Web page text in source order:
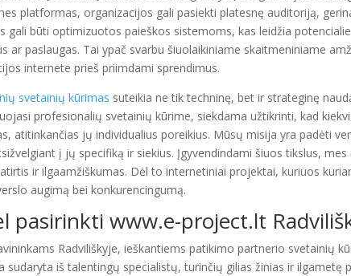
platformas, organizacijos gali pasiekti platesnę auditoriją,
gali būti optimizuotos paieškos sistemoms, kas leidžia
ar paslaugas. Tai ypač svarbu šiuolaikiniame skaitmeniniame
internete prieš priimdami sprendimus.
svetainių kūrimas suteikia ne tik techninę, bet ir strateginę
profesionalių svetainių kūrime, siekdama užtikrinti, kad
atitinkančias jų individualius poreikius. Mūsų misija yra padėti
į jų specifiką ir siekius. Įgyvendindami šiuos tikslus,
ir ilgaamžiškumas. Dėl to internetiniai projektai, kuriuos
augimą bei konkurencingumą.
pasirinktiwww.e-project.lt
Radviliškyje, ieškantiems patikimo partnerio svetainių
sudaryta iš talentingų specialistų, turinčių gilias žinias ir ilgametę